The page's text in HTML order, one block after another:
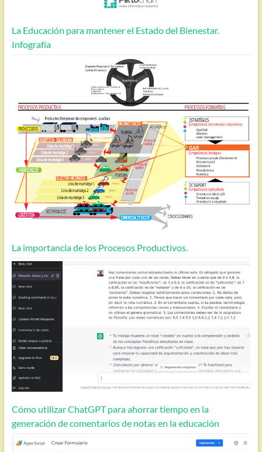
La Educación para mantener el Estado del Bienestar.
Infografía
La importancia de los Procesos Productivos.
Cómo utilizar ChatGPT para ahorrar tiempo en la
generación de comentarios de notas en la educación